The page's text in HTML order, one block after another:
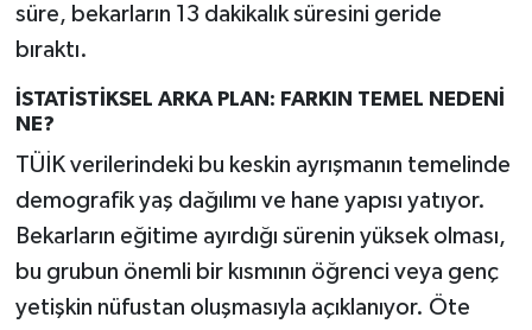
süre, bekarların 13 dakikalık süresini geride
bıraktı.
İSTATİSTİKSEL ARKA PLAN: FARKIN TEMEL NEDENİ
NE?
TÜİK verilerindeki bu keskin ayrışmanın temelinde
demografik yaş dağılımı ve hane yapısı yatıyor.
Bekarların eğitime ayırdığı sürenin yüksek olması,
bu grubun önemli bir kısmının öğrenci veya genç
yetişkin nüfustan oluşmasıyla açıklanıyor. Öte